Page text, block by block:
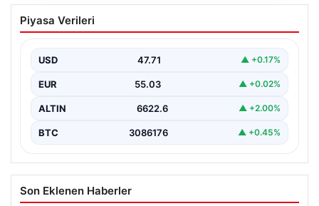
MGK’den 8 maddelik kritik bildiri: Dikkat
çeken ‘Terörsüz Bölge’ vurgusu
Piyasa Verileri
USD 47.71 ▲ +0.17%
EUR 55.03 ▲ +0.02%
ALTIN 6622.6 ▲ +2.00%
BTC 3086176 ▲ +0.45%
Son Eklenen Haberler